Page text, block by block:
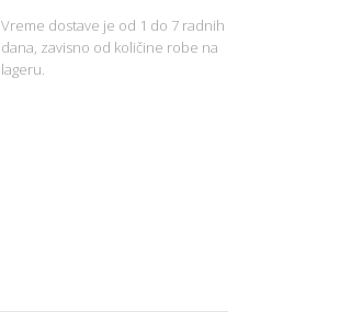
Vreme dostave je od 1 do 7 radnih
dana, zavisno od količine robe na
lageru.